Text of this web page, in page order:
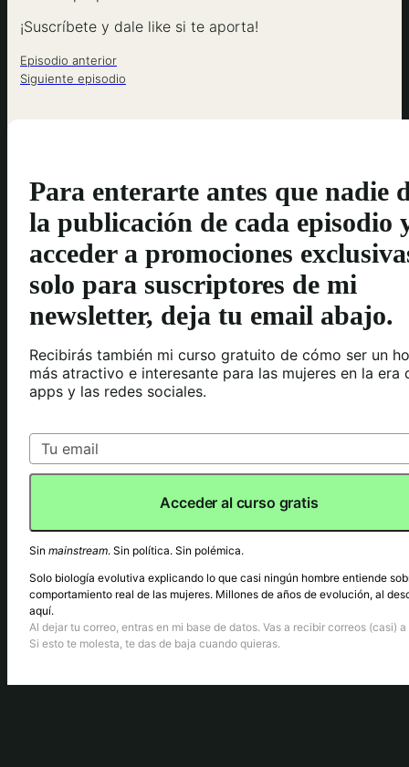
¡Suscríbete y dale like si te aporta!
Episodio anterior
Siguiente episodio
Para enterarte antes que nadie
la publicación de cada episodio
acceder a promociones
solo para suscriptores de mi
newsletter, deja tu email abajo.
Recibirás también mi curso gratuito de cómo ser un
más atractivo e interesante para las mujeres en la era
apps y las redes sociales.
Acceder al curso gratis
Sin mainstream. Sin política. Sin polémica.
Solo biología evolutiva explicando lo que casi ningún hombre entiende
comportamiento real de las mujeres. Millones de años de evolución, al
aquí.
Al dejar tu correo, entras en mi base de datos. Vas a recibir correos (casi)
Si esto te molesta, te das de baja cuando quieras.